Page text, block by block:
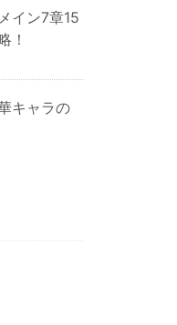
イン7章15
！
キャラの